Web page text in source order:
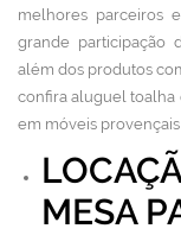
melhores parceiros
grande participação
além dos produtos
confira aluguel toalha
em móveis
MESA